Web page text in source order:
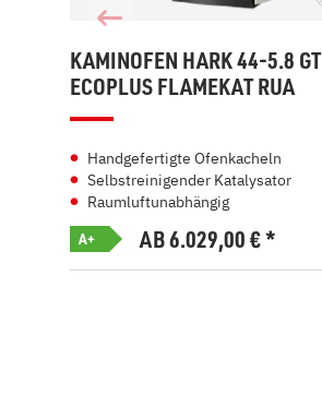
KAMINOFEN HARK 44-5.8 GT
ECOPLUS FLAMEKAT RUA
Handgefertigte Ofenkacheln
Selbstreinigender Katalysator
Raumluftunabhängig
A+ AB 6.029,00€*